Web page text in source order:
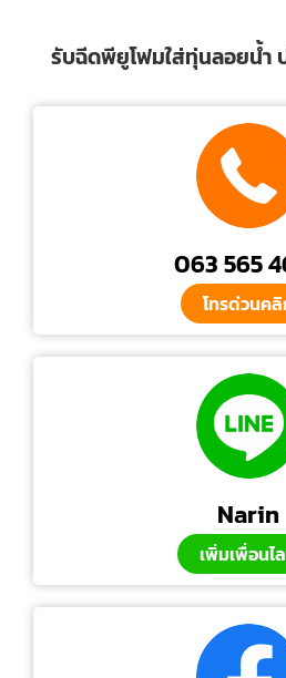
รับฉีดพียูโฟมใส่ทุ่นลอยน้ำ
063 565
โทรด่วนค
Narin
เพิ่มเพื่อนไ